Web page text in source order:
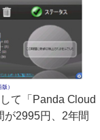
）
て「Panda Cloud
2995円、2年間